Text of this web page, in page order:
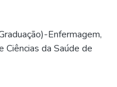
Enfermagem,
Ciências da Saúde de